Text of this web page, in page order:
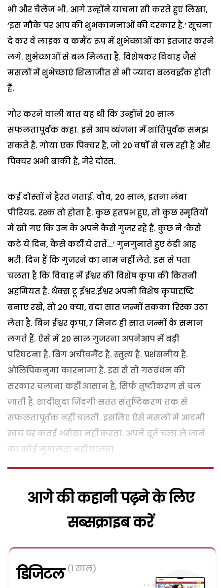
भी और चैलेंज भी. आगे उन्होंने याचना सी करते हुए लिखा,
‘इस मौके पर आप की शुभकामनाओं की दरकार है.’ सूचना
दे कर वे लाइक व कमैंट रूप में शुभेच्छाओं का इंतजार करने
लगे. शुभेच्छाओं से बल मिलता है. विशेषकर विवाह जैसे
मसलों में शुभेच्छाएं शिलाजीत से भी ज्यादा बलवर्द्धक होती
हैं.
गौर करने वाली बात यह थी कि उन्होंने 20 साल
सफलतापूर्वक कहा. इसे आप व्यंजना में शांतिपूर्वक समझ
सकते हैं. गोया एक पिक्चर है, जो 20 वर्षों से चल रही है और
पिक्चर अभी बाकी है, मेरे दोस्त.
कई दोस्तों ने हैरत जताई. वौव, 20 साल, इतना लंबा
पीरियड. रश्क तो होता है. कुछ हतप्रभ हुए, तो कुछ स्मृतियों
में खो गए कि उन के अपने कैसे गुजर रहे हैं. कुछ ने ‘कैसे
कटे ये दिन, कैसे कटीं ये रातें...’ गुनगुनाते हुए ठंडी आह
भरी. दिन हैं कि गुजरने का नाम नहीं लेते. इस से पता
चलता है कि विवाह में ईश्वर की विशेष कृपा की कितनी
अहमियत है. थैंक्स टू ईश्वर.ईश्वर अपनी विशेष कृपादृष्टि
बनाए रखे, तो 20 क्या, बंदा सात जन्मों तकका रिस्क उठा
लेता है. बिन ईश्वर कृपा,7 मिनट ही सात जन्मों के समान
लगते हैं. ऐसे में 20 साल गुजरना अपनेआप में बड़ी
परिघटना है. बिग अचीवमैंट है. स्तुत्य है. प्रशंसनीय है.
ओलिंपिकनुमा कारनामा है. इस से तो गठबंधन की
सरकार चलाना कहीं आसान है, सिर्फ तुष्टीकरण से चल
जाती है. शादीशुदा जिंदगी सतत संतुष्टिकरण तक से
सफलतापूर्वक नहीं चलती. इसलिए ऐसे मसलों में आदमी
स्वयं पर कतई भरोसा नहीं करता. अपने बूते चला ले जाने
का कोई मुगालता नहीं पालता.
आगे की कहानी पढ़ने के लिए
सब्सक्राइब करें
डिजिटल (1 साल)